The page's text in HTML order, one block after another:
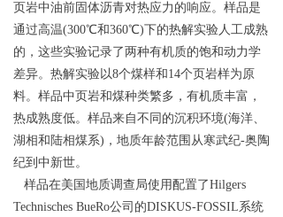
页岩中油前固体沥青对热应力的响应。样品是
通过高温(300℃和360℃)下的热解实验人工成熟
的，这些实验记录了两种有机质的饱和动力学
差异。热解实验以8个煤样和14个页岩样为原
料。样品中页岩和煤种类繁多，有机质丰富，
热成熟度低。样品来自不同的沉积环境(海洋、
湖相和陆相煤系)，地质年龄范围从寒武纪-奥陶
纪到中新世。
样品在美国地质调查局使用配置了Hilgers
Technisches BueRo公司的DISKUS-FOSSIL系统